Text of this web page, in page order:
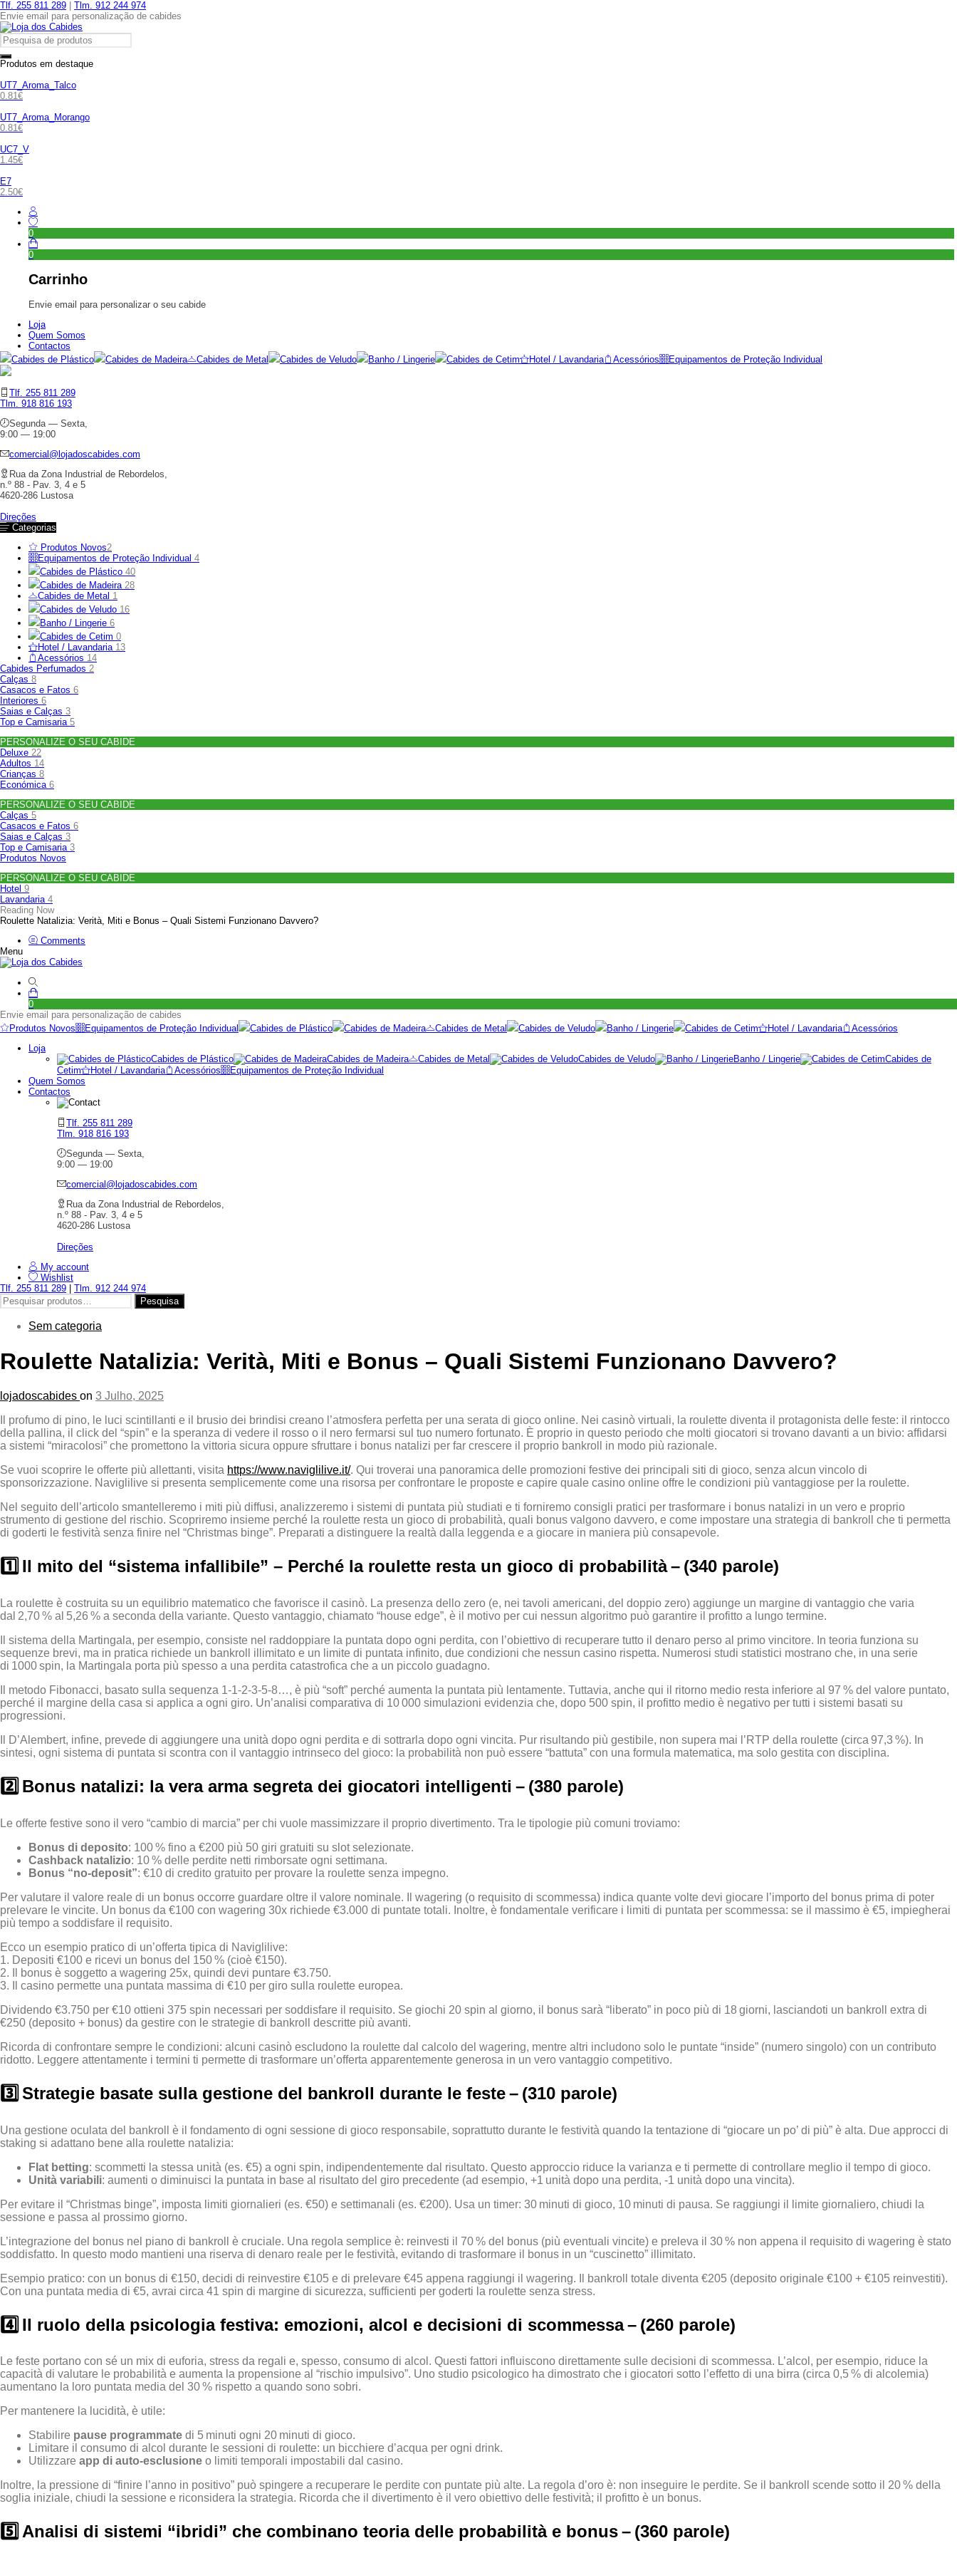
Tlf. 255 811 289
Tlm. 912 244 974
Envie email para personalização de cabides
Produtos em destaque
UT7_Aroma_Talco
0.81€
UT7_Aroma_Morango
0.81€
UC7_V
1.45€
E7
2.50€
0
0
Carrinho
Envie email para personalizar o seu cabide
Loja
Quem Somos
Contactos
Cabides de Plástico
Cabides de Madeira Cabides de Metal Cabides de Veludo Banho / Lingerie Cabides de Cetim Hotel / Lavandaria Acessórios Equipamentos de Proteção Individual
Tlf. 255 811 289
Tlm. 918 816 193
Segunda — Sexta,
9:00 — 19:00
comercial@lojadoscabides.com
Rua da Zona Industrial de Rebordelos,
n.º 88 - Pav. 3, 4 e 5
4620-286 Lustosa
Direções
Categorias
Produtos Novos2
Equipamentos de Proteção Individual 4
Cabides de Plástico 40
Cabides de Madeira 28
Cabides de Metal 1
Cabides de Veludo 16
Banho / Lingerie 6
Cabides de Cetim 0
Hotel / Lavandaria 13
Acessórios 14
Cabides Perfumados 2
Calças 8
Casacos e Fatos 6
Interiores 6
Saias e Calças 3
Top e Camisaria 5
PERSONALIZE O SEU CABIDE
Deluxe 22
Adultos 14
Crianças 8
Económica 6
PERSONALIZE O SEU CABIDE
Calças 5
Casacos e Fatos 6
Saias e Calças 3
Top e Camisaria 3
Produtos Novos
PERSONALIZE O SEU CABIDE
Hotel 9
Lavandaria 4
Reading Now
Roulette Natalizia: Verità, Miti e Bonus – Quali Sistemi Funzionano Davvero?
Comments
Menu
0
Envie email para personalização de cabides
Produtos Novos
Equipamentos de Proteção Individual Cabides de Plástico Cabides de Madeira Cabides de Metal Cabides de Veludo Banho / Lingerie Cabides de Cetim Hotel / Lavandaria
Acessórios
Loja
Cabides de Plástico
Cabides de Madeira Cabides de Metal Cabides de Veludo Banho / Lingerie
Cabides de
Cetim
Hotel / Lavandaria Acessórios
Equipamentos de Proteção Individual
Quem Somos
Contactos
Tlf. 255 811 289
Tlm. 918 816 193
Segunda — Sexta,
9:00 — 19:00
comercial@lojadoscabides.com
Rua da Zona Industrial de Rebordelos,
n.º 88 - Pav. 3, 4 e 5
4620-286 Lustosa
Direções
My account
Wishlist
Tlf. 255 811 289
Tlm. 912 244 974
Pesquisar
por:
Pesquisa
Sem categoria
Roulette Natalizia: Verità, Miti e Bonus – Quali Sistemi Funzionano Davvero?
lojadoscabides on 3 Julho, 2025
Il profumo di pino, le luci scintillanti e il brusio dei brindisi creano l’atmosfera perfetta per una serata di gioco online. Nei casinò virtuali, la roulette diventa il protagonista delle feste: il rintocco
della pallina, il click del “spin” e la speranza di vedere il rosso o il nero fermarsi sul tuo numero fortunato. È proprio in questo periodo che molti giocatori si trovano davanti a un bivio: affidarsi
a sistemi “miracolosi” che promettono la vittoria sicura oppure sfruttare i bonus natalizi per far crescere il proprio bankroll in modo più razionale.
Se vuoi scoprire le offerte più allettanti, visita https://www.naviglilive.it/. Qui troverai una panoramica delle promozioni festive dei principali siti di gioco, senza alcun vincolo di
sponsorizzazione. Naviglilive si presenta semplicemente come una risorsa per confrontare le proposte e capire quale casino online offre le condizioni più vantaggiose per la roulette.
Nel seguito dell’articolo smantelleremo i miti più diffusi, analizzeremo i sistemi di puntata più studiati e ti forniremo consigli pratici per trasformare i bonus natalizi in un vero e proprio
strumento di gestione del rischio. Scopriremo insieme perché la roulette resta un gioco di probabilità, quali bonus valgono davvero, e come impostare una strategia di bankroll che ti permetta
di goderti le festività senza finire nel “Christmas binge”. Preparati a distinguere la realtà dalla leggenda e a giocare in maniera più consapevole.
1️⃣ Il mito del “sistema infallibile” – Perché la roulette resta un gioco di probabilità – (340 parole)
La roulette è costruita su un equilibrio matematico che favorisce il casinò. La presenza dello zero (e, nei tavoli americani, del doppio zero) aggiunge un margine di vantaggio che varia
dal 2,70 % al 5,26 % a seconda della variante. Questo vantaggio, chiamato “house edge”, è il motivo per cui nessun algoritmo può garantire il profitto a lungo termine.
Il sistema della Martingala, per esempio, consiste nel raddoppiare la puntata dopo ogni perdita, con l’obiettivo di recuperare tutto il denaro perso al primo vincitore. In teoria funziona su
sequenze brevi, ma in pratica richiede un bankroll illimitato e un limite di puntata infinito, due condizioni che nessun casino rispetta. Numerosi studi statistici mostrano che, in una serie
di 1000 spin, la Martingala porta più spesso a una perdita catastrofica che a un piccolo guadagno.
Il metodo Fibonacci, basato sulla sequenza 1‑1‑2‑3‑5‑8…, è più “soft” perché aumenta la puntata più lentamente. Tuttavia, anche qui il ritorno medio resta inferiore al 97 % del valore puntato,
perché il margine della casa si applica a ogni giro. Un’analisi comparativa di 10 000 simulazioni evidenzia che, dopo 500 spin, il profitto medio è negativo per tutti i sistemi basati su
progressioni.
Il D’Alembert, infine, prevede di aggiungere una unità dopo ogni perdita e di sottrarla dopo ogni vincita. Pur risultando più gestibile, non supera mai l’RTP della roulette (circa 97,3 %). In
sintesi, ogni sistema di puntata si scontra con il vantaggio intrinseco del gioco: la probabilità non può essere “battuta” con una formula matematica, ma solo gestita con disciplina.
2️⃣ Bonus natalizi: la vera arma segreta dei giocatori intelligenti – (380 parole)
Le offerte festive sono il vero “cambio di marcia” per chi vuole massimizzare il proprio divertimento. Tra le tipologie più comuni troviamo:
Bonus di deposito: 100 % fino a €200 più 50 giri gratuiti su slot selezionate.
Cashback natalizio: 10 % delle perdite netti rimborsate ogni settimana.
Bonus “no‑deposit”: €10 di credito gratuito per provare la roulette senza impegno.
Per valutare il valore reale di un bonus occorre guardare oltre il valore nominale. Il wagering (o requisito di scommessa) indica quante volte devi giocare l’importo del bonus prima di poter
prelevare le vincite. Un bonus da €100 con wagering 30x richiede €3.000 di puntate totali. Inoltre, è fondamentale verificare i limiti di puntata per scommessa: se il massimo è €5, impiegherai
più tempo a soddisfare il requisito.
Ecco un esempio pratico di un’offerta tipica di Naviglilive:
1. Depositi €100 e ricevi un bonus del 150 % (cioè €150).
2. Il bonus è soggetto a wagering 25x, quindi devi puntare €3.750.
3. Il casino permette una puntata massima di €10 per giro sulla roulette europea.
Dividendo €3.750 per €10 ottieni 375 spin necessari per soddisfare il requisito. Se giochi 20 spin al giorno, il bonus sarà “liberato” in poco più di 18 giorni, lasciandoti un bankroll extra di
€250 (deposito + bonus) da gestire con le strategie di bankroll descritte più avanti.
Ricorda di confrontare sempre le condizioni: alcuni casinò escludono la roulette dal calcolo del wagering, mentre altri includono solo le puntate “inside” (numero singolo) con un contributo
ridotto. Leggere attentamente i termini ti permette di trasformare un’offerta apparentemente generosa in un vero vantaggio competitivo.
3️⃣ Strategie basate sulla gestione del bankroll durante le feste – (310 parole)
Una gestione oculata del bankroll è il fondamento di ogni sessione di gioco responsabile, soprattutto durante le festività quando la tentazione di “giocare un po’ di più” è alta. Due approcci di
staking si adattano bene alla roulette natalizia:
Flat betting: scommetti la stessa unità (es. €5) a ogni spin, indipendentemente dal risultato. Questo approccio riduce la varianza e ti permette di controllare meglio il tempo di gioco.
Unità variabili: aumenti o diminuisci la puntata in base al risultato del giro precedente (ad esempio, +1 unità dopo una perdita, -1 unità dopo una vincita).
Per evitare il “Christmas binge”, imposta limiti giornalieri (es. €50) e settimanali (es. €200). Usa un timer: 30 minuti di gioco, 10 minuti di pausa. Se raggiungi il limite giornaliero, chiudi la
sessione e passa al prossimo giorno.
L’integrazione del bonus nel piano di bankroll è cruciale. Una regola semplice è: reinvesti il 70 % del bonus (più eventuali vincite) e preleva il 30 % non appena il requisito di wagering è stato
soddisfatto. In questo modo mantieni una riserva di denaro reale per le festività, evitando di trasformare il bonus in un “cuscinetto” illimitato.
Esempio pratico: con un bonus di €150, decidi di reinvestire €105 e di prelevare €45 appena raggiungi il wagering. Il bankroll totale diventa €205 (deposito originale €100 + €105 reinvestiti).
Con una puntata media di €5, avrai circa 41 spin di margine di sicurezza, sufficienti per goderti la roulette senza stress.
4️⃣ Il ruolo della psicologia festiva: emozioni, alcol e decisioni di scommessa – (260 parole)
Le feste portano con sé un mix di euforia, stress da regali e, spesso, consumo di alcol. Questi fattori influiscono direttamente sulle decisioni di scommessa. L’alcol, per esempio, riduce la
capacità di valutare le probabilità e aumenta la propensione al “rischio impulsivo”. Uno studio psicologico ha dimostrato che i giocatori sotto l’effetto di una birra (circa 0,5 % di alcolemia)
aumentano la loro puntata media del 30 % rispetto a quando sono sobri.
Per mantenere la lucidità, è utile:
Stabilire pause programmate di 5 minuti ogni 20 minuti di gioco.
Limitare il consumo di alcol durante le sessioni di roulette: un bicchiere d’acqua per ogni drink.
Utilizzare app di auto‑esclusione o limiti temporali impostabili dal casino.
Inoltre, la pressione di “finire l’anno in positivo” può spingere a recuperare le perdite con puntate più alte. La regola d’oro è: non inseguire le perdite. Se il bankroll scende sotto il 20 % della
soglia iniziale, chiudi la sessione e riconsidera la strategia. Ricorda che il divertimento è il vero obiettivo delle festività; il profitto è un bonus.
5️⃣ Analisi di sistemi “ibridi” che combinano teoria delle probabilità e bonus – (360 parole)